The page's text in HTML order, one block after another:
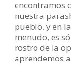
encontramos
nuestra
pueblo, y en
menudo, es
rostro de la
aprendemos